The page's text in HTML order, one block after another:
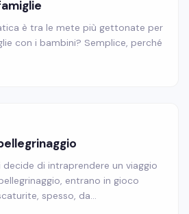
è tra le mete più gettonate per
con i bambini? Semplice, perché
di intraprendere un viaggio
entrano in gioco
spesso, da…